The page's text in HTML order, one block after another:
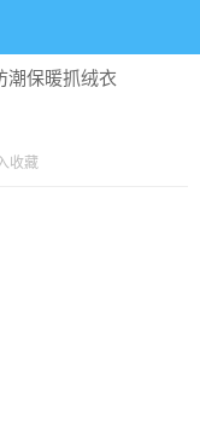
潮保暖抓绒衣
收藏